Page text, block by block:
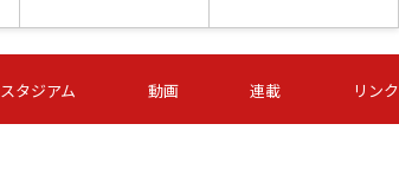
第16節 09/06 (日) 15:00
-
第16節 09/06 (日) 15:00
-
スタジアム 動画 連載 リンク